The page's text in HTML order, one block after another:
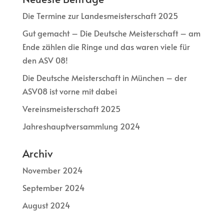
Die Termine zur Landesmeisterschaft 2025
Gut gemacht – Die Deutsche Meisterschaft – am
Ende zählen die Ringe und das waren viele für
den ASV 08!
Die Deutsche Meisterschaft in München – der
ASV08 ist vorne mit dabei
Vereinsmeisterschaft 2025
Jahreshauptversammlung 2024
Archiv
November 2024
September 2024
August 2024